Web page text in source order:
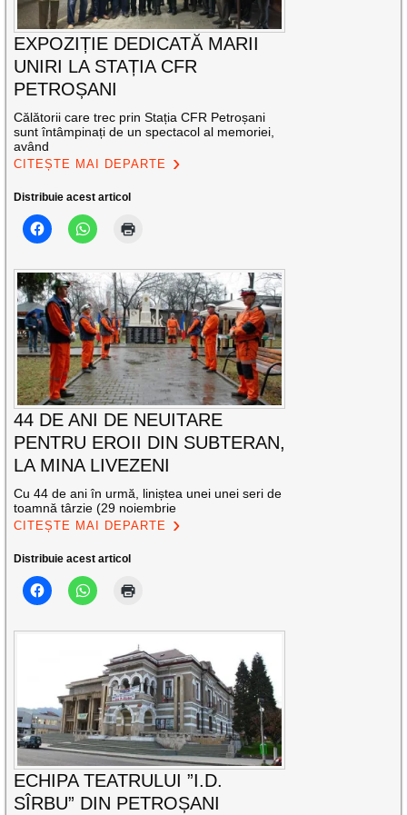
EXPOZIȚIE DEDICATĂ MARII
UNIRI LA STAȚIA CFR
PETROȘANI
Călătorii care trec prin Stația CFR Petroșani
sunt întâmpinați de un spectacol al memoriei,
având
CITEȘTE MAI DEPARTE
Distribuie acest articol
44 DE ANI DE NEUITARE
PENTRU EROII DIN SUBTERAN,
LA MINA LIVEZENI
Cu 44 de ani în urmă, liniștea unei unei seri de
toamnă târzie (29 noiembrie
CITEȘTE MAI DEPARTE
Distribuie acest articol
ECHIPA TEATRULUI ”I.D.
SÎRBU” DIN PETROȘANI